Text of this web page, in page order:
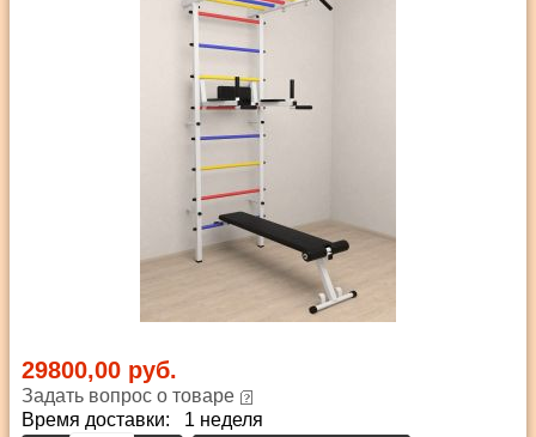
29800,00 руб.
Задать вопрос о товаре
Время доставки: 1 неделя